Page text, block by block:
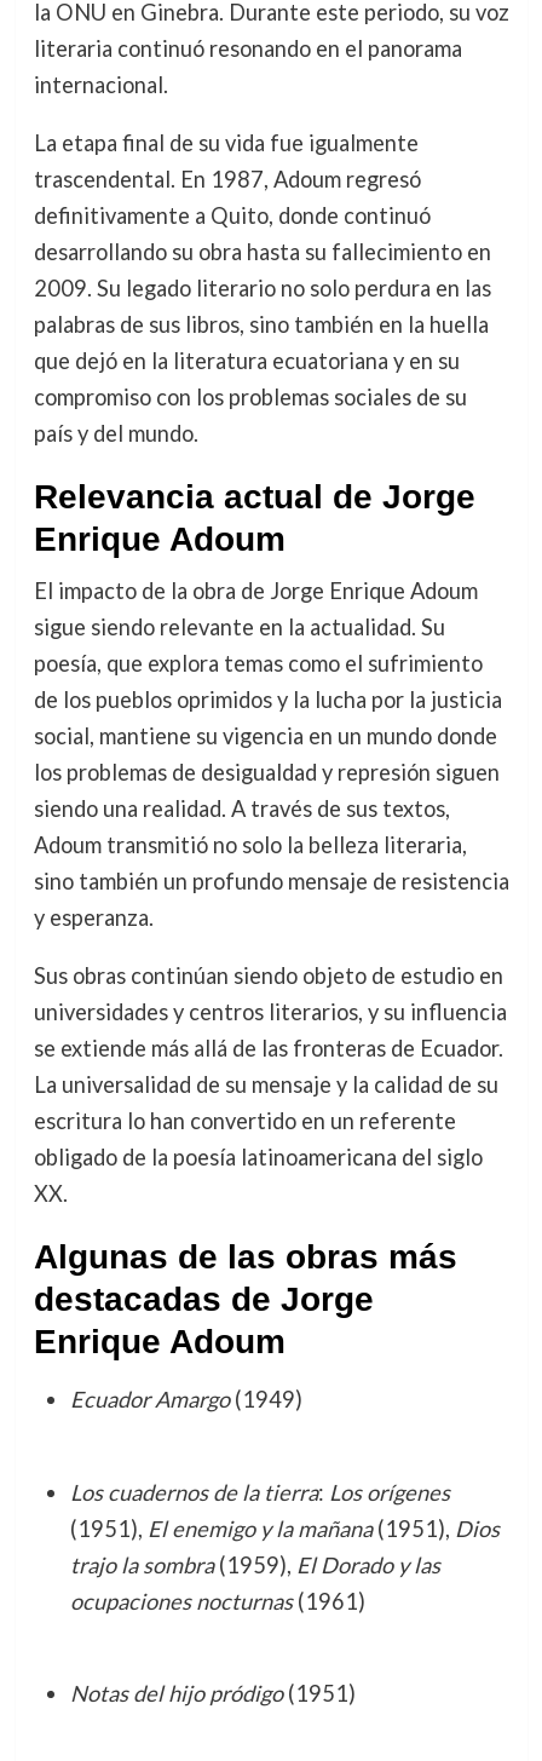
la ONU en Ginebra. Durante este periodo, su voz
literaria continuó resonando en el panorama
internacional.
La etapa final de su vida fue igualmente
trascendental. En 1987, Adoum regresó
definitivamente a Quito, donde continuó
desarrollando su obra hasta su fallecimiento en
2009. Su legado literario no solo perdura en las
palabras de sus libros, sino también en la huella
que dejó en la literatura ecuatoriana y en su
compromiso con los problemas sociales de su
país y del mundo.
Relevancia actual de Jorge
Enrique Adoum
El impacto de la obra de Jorge Enrique Adoum
sigue siendo relevante en la actualidad. Su
poesía, que explora temas como el sufrimiento
de los pueblos oprimidos y la lucha por la justicia
social, mantiene su vigencia en un mundo donde
los problemas de desigualdad y represión siguen
siendo una realidad. A través de sus textos,
Adoum transmitió no solo la belleza literaria,
sino también un profundo mensaje de resistencia
y esperanza.
Sus obras continúan siendo objeto de estudio en
universidades y centros literarios, y su influencia
se extiende más allá de las fronteras de Ecuador.
La universalidad de su mensaje y la calidad de su
escritura lo han convertido en un referente
obligado de la poesía latinoamericana del siglo
XX.
Algunas de las obras más
destacadas de Jorge
Enrique Adoum
Ecuador Amargo(1949)
Los cuadernos de la tierra: Los orígenes
(1951), El enemigo y la mañana(1951), Dios
trajo la sombra(1959), El Dorado y las
ocupaciones nocturnas(1961)
Notas del hijo pródigo(1951)